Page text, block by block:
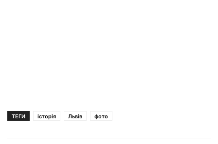
ТЕГИ історія Львів фото